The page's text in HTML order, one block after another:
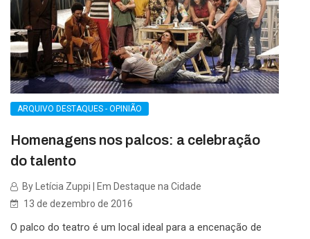
ARQUIVO DESTAQUES - OPINIÃO
Homenagens nos palcos: a celebração
do talento
By Letícia Zuppi | Em Destaque na Cidade
13 de dezembro de 2016
O palco do teatro é um local ideal para a encenação de